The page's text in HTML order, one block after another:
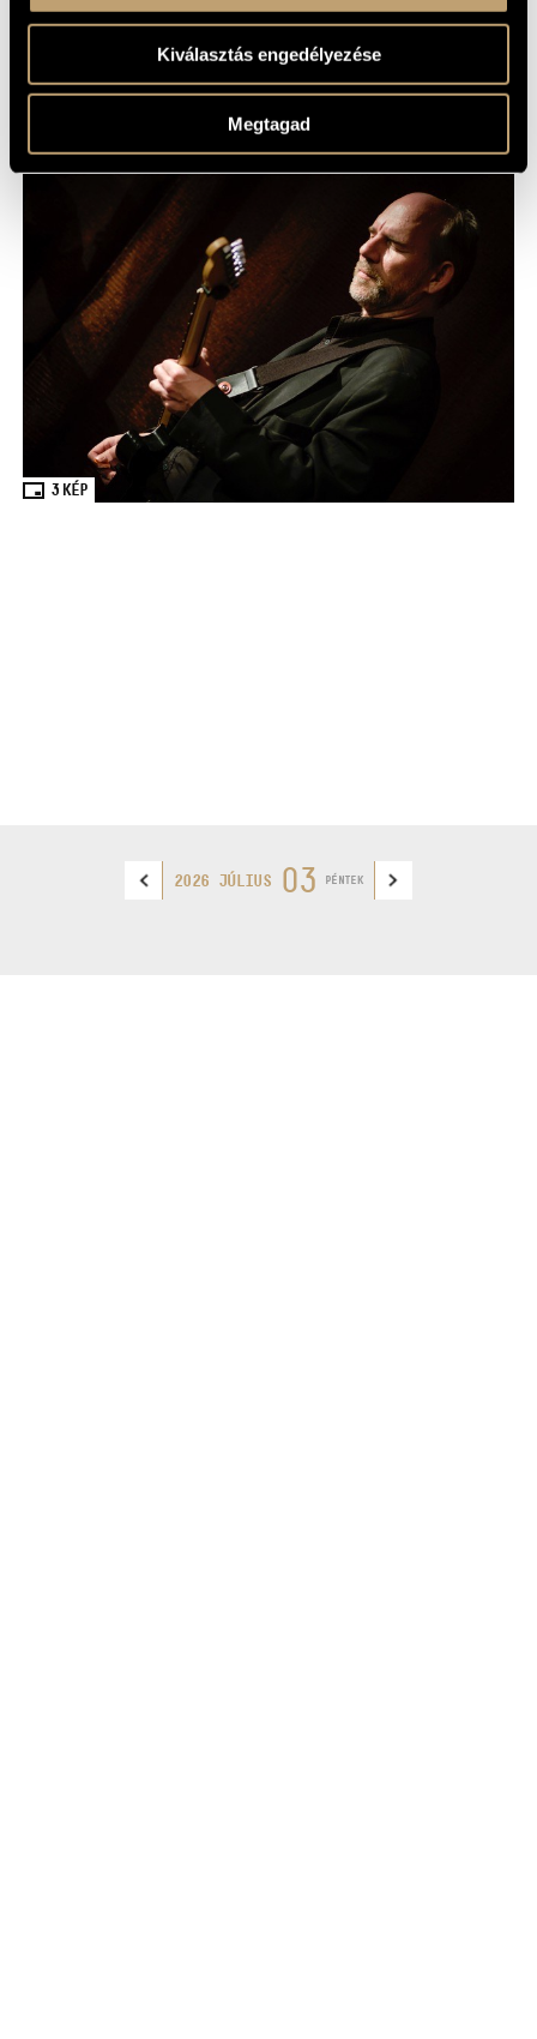
Kiválasztás engedélyezése
Megtagad
Telefon:+36 1 216 7894
3 KÉP
2026 JÚLIUS 03 PÉNTEK